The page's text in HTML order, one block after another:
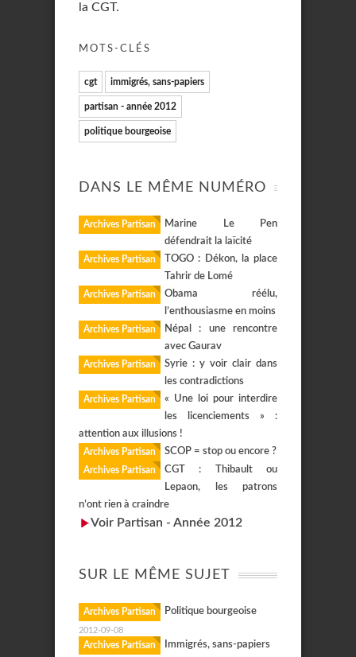
la CGT.
MOTS-CLÉS
cgt immigrés, sans-papiers
partisan - année 2012
politique bourgeoise
DANS LE MÊME NUMÉRO
Archives Partisan
Marine Le Pen
défendrait la laïcité
Archives Partisan
TOGO : Dékon, la place
Tahrir de Lomé
Archives Partisan
Obama réélu,
l’enthousiasme en moins
Archives Partisan
Népal : une rencontre
avec Gaurav
Archives Partisan
Syrie : y voir clair dans
les contradictions
Archives Partisan
« Une loi pour interdire
les licenciements » :
attention aux illusions !
Archives Partisan SCOP = stop ou encore ?
Archives Partisan
CGT : Thibault ou
Lepaon, les patrons
n’ont rien à craindre
Voir Partisan - Année 2012
SUR LE MÊME SUJET
Archives Partisan Politique bourgeoise
2012-09-08
Archives Partisan Immigrés, sans-papiers